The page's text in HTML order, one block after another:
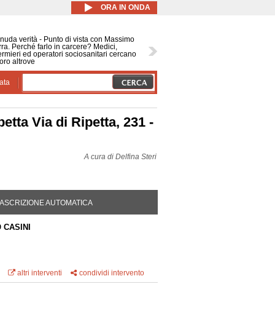
ORA IN ONDA
verità - Punto di vista con Massimo
Perché farlo in carcere? Medici,
ed operatori sociosanitari cercano
altrove
Via di Ripetta, 231 -
A cura di Delfina Steri
ATTIVA)AUTOMATICA
altri interventi
condividi intervento